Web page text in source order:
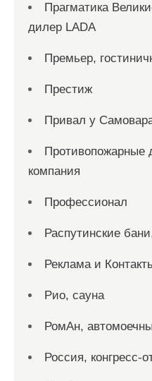
Прагматика
дилер LADA
Премьер,
Престиж
Привал у
Противопожарные
компания
Профессионал
Распутинские
Реклама и
Рио, сауна
РомАн,
Россия, конгресс-